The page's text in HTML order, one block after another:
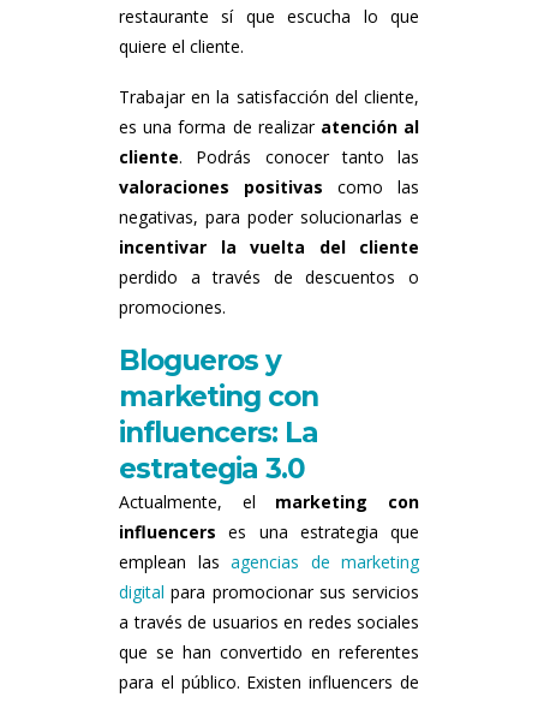
restaurante sí que escucha lo que
quiere el cliente.
Trabajar en la satisfacción del cliente,
es una forma de realizar atención al
cliente. Podrás conocer tanto las
valoraciones positivas como las
negativas, para poder solucionarlas e
incentivar la vuelta del cliente
perdido a través de descuentos o
promociones.
Blogueros y
marketing con
influencers: La
estrategia 3.0
Actualmente, el marketing con
influencers es una estrategia que
emplean las agencias de marketing
digital para promocionar sus servicios
a través de usuarios en redes sociales
que se han convertido en referentes
para el público. Existen influencers de